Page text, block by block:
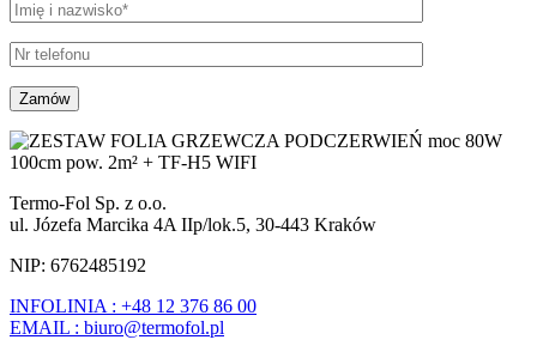
Termo-Fol Sp. z o.o.
ul. Józefa Marcika 4A IIp/lok.5, 30-443 Kraków
NIP: 6762485192
INFOLINIA : +48 12 376 86 00
EMAIL : biuro@termofol.pl